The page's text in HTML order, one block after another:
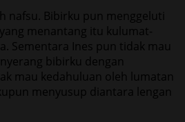
nafsu. Bibirku pun menggeluti
menantang itu kulumat-
Sementara Ines pun tidak mau
bibirku dengan
mau kedahuluan oleh lumatan
menyusup diantara lengan